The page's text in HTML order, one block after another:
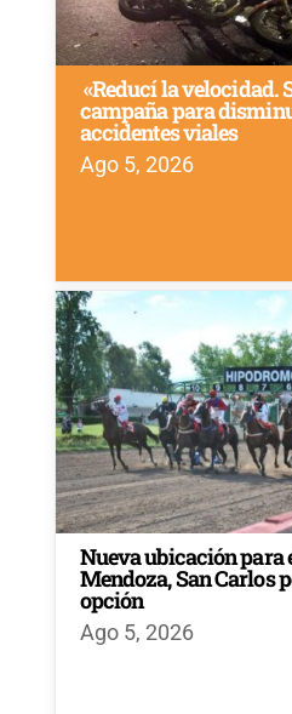
«Reducí la velocidad.
campaña para
accidentes viales
Ago 5, 2026
Nueva ubicación para
Mendoza, San Carlos
opción
Ago 5, 2026